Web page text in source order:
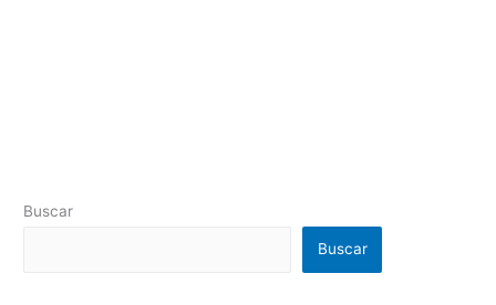
Buscar
Buscar